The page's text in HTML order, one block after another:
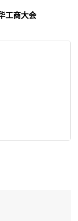
工商大会